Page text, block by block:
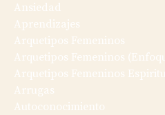
Ansiedad
Aprendizajes
Arquetipos Femeninos
Arquetipos Femeninos
Arquetipos Femeninos
Arrugas
Autoconocimiento